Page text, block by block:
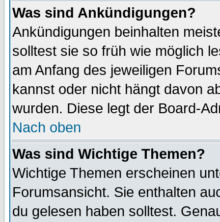
Was sind Ankündigungen?
Ankündigungen beinhalten
solltest sie so früh wie möglich
am Anfang des jeweiligen
kannst oder nicht hängt davon
wurden. Diese legt der Board-
Nach oben
Was sind Wichtige Themen?
Wichtige Themen erscheinen
Forumsansicht. Sie enthalten
du gelesen haben solltest.